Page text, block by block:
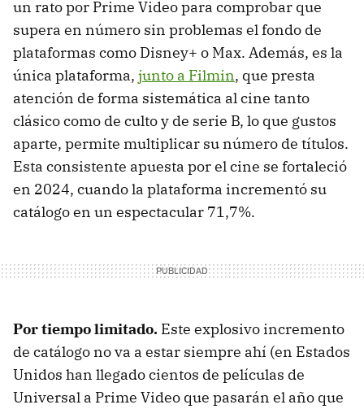
un rato por Prime Video para comprobar que
supera en número sin problemas el fondo de
plataformas como Disney+ o Max. Además, es la
única plataforma, junto a Filmin, que presta
atención de forma sistemática al cine tanto
clásico como de culto y de serie B, lo que gustos
aparte, permite multiplicar su número de títulos.
Esta consistente apuesta por el cine se fortaleció
en 2024, cuando la plataforma incrementó su
catálogo en un espectacular 71,7%.
Por tiempo limitado. Este explosivo incremento
de catálogo no va a estar siempre ahí (en Estados
Unidos han llegado cientos de películas de
Universal a Prime Video que pasarán el año que